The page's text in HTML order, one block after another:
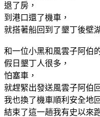
退了房，
到港口還了機車，
就搭著船回到了墾丁後壁
和一位小黑和風雲子阿伯
假日墾丁人很多，
怕塞車，
就趕緊出發送風雲子阿伯
我也換了機車順利安全地
結束了這一趟我有史以來